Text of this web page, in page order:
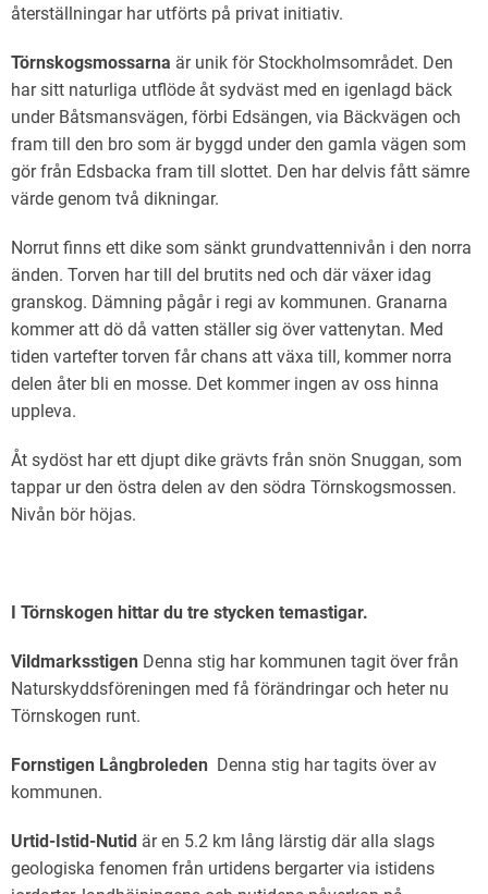
återställningar har utförts på privat initiativ.
Törnskogsmossarna är unik för Stockholmsområdet. Den
har sitt naturliga utflöde åt sydväst med en igenlagd bäck
under Båtsmansvägen, förbi Edsängen, via Bäckvägen och
fram till den bro som är byggd under den gamla vägen som
gör från Edsbacka fram till slottet. Den har delvis fått sämre
värde genom två dikningar.
Norrut finns ett dike som sänkt grundvattennivån i den norra
änden. Torven har till del brutits ned och där växer idag
granskog. Dämning pågår i regi av kommunen. Granarna
kommer att dö då vatten ställer sig över vattenytan. Med
tiden vartefter torven får chans att växa till, kommer norra
delen åter bli en mosse. Det kommer ingen av oss hinna
uppleva.
Åt sydöst har ett djupt dike grävts från snön Snuggan, som
tappar ur den östra delen av den södra Törnskogsmossen.
Nivån bör höjas.
I Törnskogen hittar du tre stycken temastigar.
Vildmarksstigen Denna stig har kommunen tagit över från
Naturskyddsföreningen med få förändringar och heter nu
Törnskogen runt.
Fornstigen Långbroleden Denna stig har tagits över av
kommunen.
Urtid-Istid-Nutid är en 5.2 km lång lärstig där alla slags
geologiska fenomen från urtidens bergarter via istidens